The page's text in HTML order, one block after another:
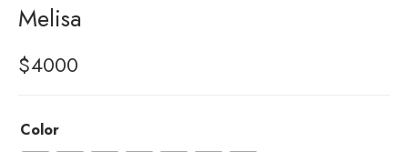
Melisa
$4000
Color